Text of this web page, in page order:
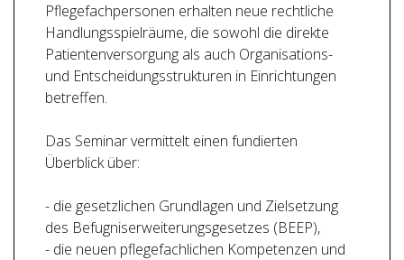
Pflegefachpersonen erhalten neue rechtliche
Handlungsspielräume, die sowohl die direkte
Patientenversorgung als auch Organisations-
und Entscheidungsstrukturen in Einrichtungen
betreffen.
Das Seminar vermittelt einen fundierten
Überblick über:
- die gesetzlichen Grundlagen und Zielsetzung
des Befugniserweiterungsgesetzes (BEEP),
- die neuen pflegefachlichen Kompetenzen und